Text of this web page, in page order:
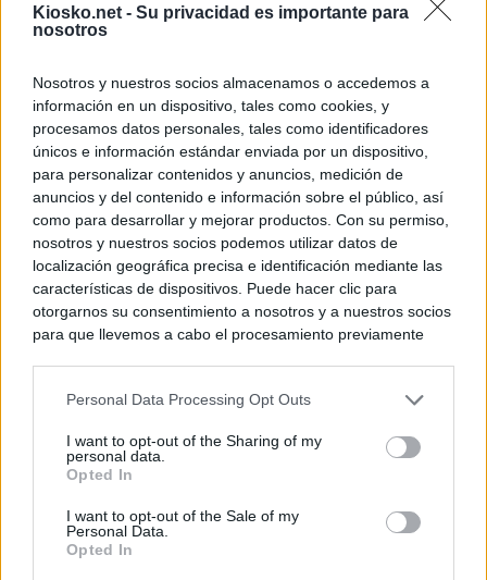
Kiosko.net - Su privacidad es importante para
nosotros
Nosotros y nuestros socios almacenamos o accedemos a
información en un dispositivo, tales como cookies, y
procesamos datos personales, tales como identificadores
únicos e información estándar enviada por un dispositivo,
para personalizar contenidos y anuncios, medición de
anuncios y del contenido e información sobre el público, así
como para desarrollar y mejorar productos. Con su permiso,
nosotros y nuestros socios podemos utilizar datos de
localización geográfica precisa e identificación mediante las
características de dispositivos. Puede hacer clic para
otorgarnos su consentimiento a nosotros y a nuestros socios
para que llevemos a cabo el procesamiento previamente
negar su consentimiento. Tenga en cuenta que algún
de su consentimiento, pero usted tiene el derecho de
rechazar tal procesamiento. Sus preferencias se aplicarán
cualquier momento entrando de nuevo en este sitio web o
visitando nuestra política de privacidad.
Personal Data Processing Opt Outs
I want to opt-out of the Sharing of my
personal data.
Opted In
I want to opt-out of the Sale of my
Personal Data.
Opted In